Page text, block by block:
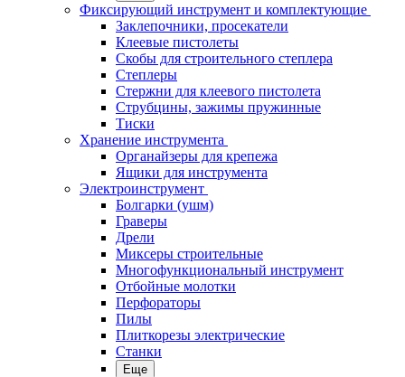
Фиксирующий инструмент и комплектующие
Заклепочники, просекатели
Клеевые пистолеты
Скобы для строительного степлера
Степлеры
Стержни для клеевого пистолета
Струбцины, зажимы пружинные
Тиски
Хранение инструмента
Органайзеры для крепежа
Ящики для инструмента
Электроинструмент
Болгарки (ушм)
Граверы
Дрели
Миксеры строительные
Многофункциональный инструмент
Отбойные молотки
Перфораторы
Пилы
Плиткорезы электрические
Станки
Еще